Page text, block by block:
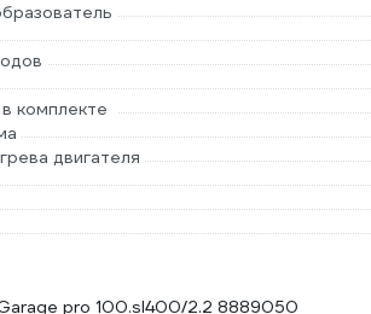
комплекте
двигателя
pro 100.sl400/2.2 8889050